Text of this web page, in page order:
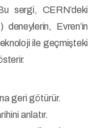
sergi, CERN’deki
deneylerin, Evren’in
ile geçmişteki
geri götürür.
anlatır.